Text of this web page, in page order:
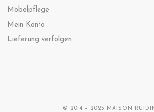
Möbelpflege
Mein Konto
Lieferung verfolgen
© 2014 – 2025 MAISON